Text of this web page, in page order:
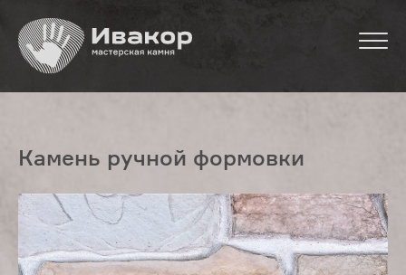
Камень ручной формовки